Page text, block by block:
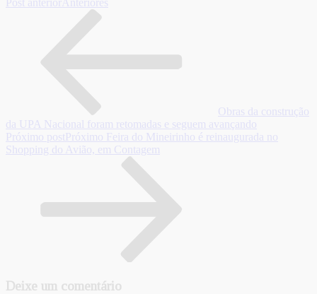
Post anterior Anteriores
Obras da construção
da UPA Nacional foram retomadas e seguem avançando
Próximo post Próximo Feira do Mineirinho é reinaugurada no
Shopping do Avião, em Contagem
Deixe um comentário